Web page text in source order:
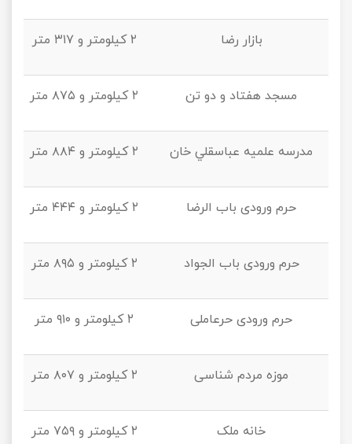
بازار رضا ۲ کیلومتر و ۳۱۷ متر
مسجد هفتاد و دو تن ۲ کیلومتر و ۸۷۵ متر
مدرسه علمیه عباسقلي خان ۲ کیلومتر و ۸۸۴ متر
حرم ورودی باب الرضا ۲ کیلومتر و ۴۴۴ متر
حرم ورودی باب الجواد ۲ کیلومتر و ۸۹۵ متر
حرم ورودی حرعاملی ۲ کیلومتر و ۹۱۰ متر
موزه مردم‌ شناسی ۲ کیلومتر و ۸۰۷ متر
خانه ملک ۲ کیلومتر و ۷۵۹ متر